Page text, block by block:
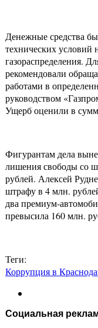
Денежные средства
технических условий
газораспределения.
рекомендовали
работами в
руководством
Ущерб оценили в
Фигурантам дела
лишения свободы со
рублей. Алексей
штрафу в 4 млн.
два премиум-
превысила 160 млн.
Теги:
Коррупция в
Социальная